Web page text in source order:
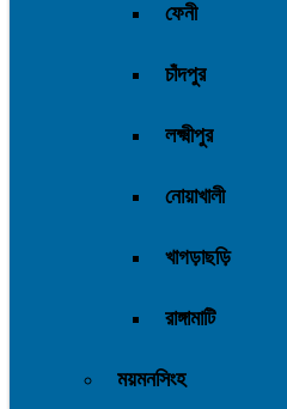
ফেনী
চাঁদপুর
লক্ষ্মীপুর
নোয়াখালী
খাগড়াছড়ি
রাঙ্গামাটি
ময়মনসিংহ